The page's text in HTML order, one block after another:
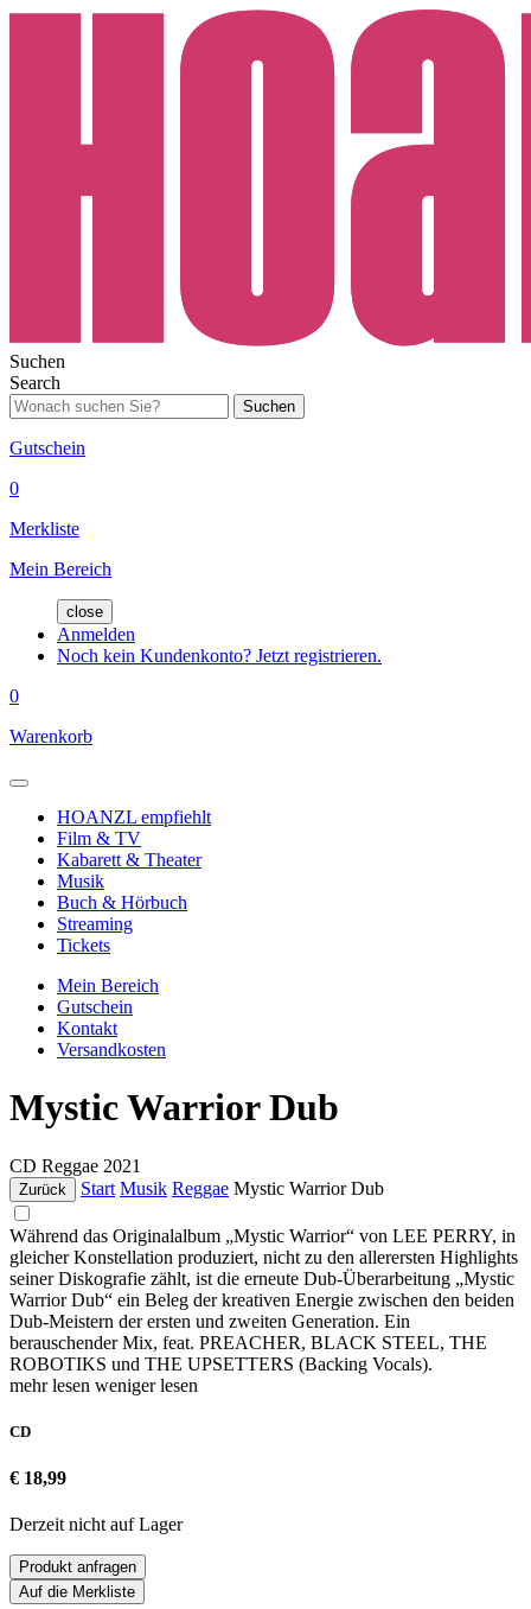
Suchen
Search
Suchen
Gutschein
0
Merkliste
Mein Bereich
close
Anmelden
Noch kein Kundenkonto? Jetzt registrieren.
0
Warenkorb
HOANZL empfiehlt
Film & TV
Kabarett & Theater
Musik
Buch & Hörbuch
Streaming
Tickets
Mein Bereich
Gutschein
Kontakt
Versandkosten
Mystic Warrior Dub
CD Reggae 2021
Zurück Start Musik Reggae Mystic Warrior Dub
Während das Originalalbum „Mystic Warrior“ von LEE PERRY, in
gleicher Konstellation produziert, nicht zu den allerersten Highlights
seiner Diskografie zählt, ist die erneute Dub-Überarbeitung „Mystic
Warrior Dub“ ein Beleg der kreativen Energie zwischen den beiden
Dub-Meistern der ersten und zweiten Generation. Ein
berauschender Mix, feat. PREACHER, BLACK STEEL, THE
ROBOTIKS und THE UPSETTERS (Backing Vocals).
mehr lesen weniger lesen
CD
€ 18,99
Derzeit nicht auf Lager
Produkt anfragen
Auf die Merkliste